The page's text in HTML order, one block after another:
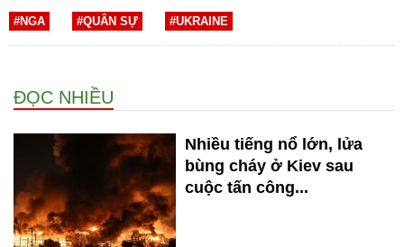
#NGA #QUÂN SỰ #UKRAINE
ĐỌC NHIỀU
Nhiều tiếng nổ lớn, lửa
bùng cháy ở Kiev sau
cuộc tấn công...